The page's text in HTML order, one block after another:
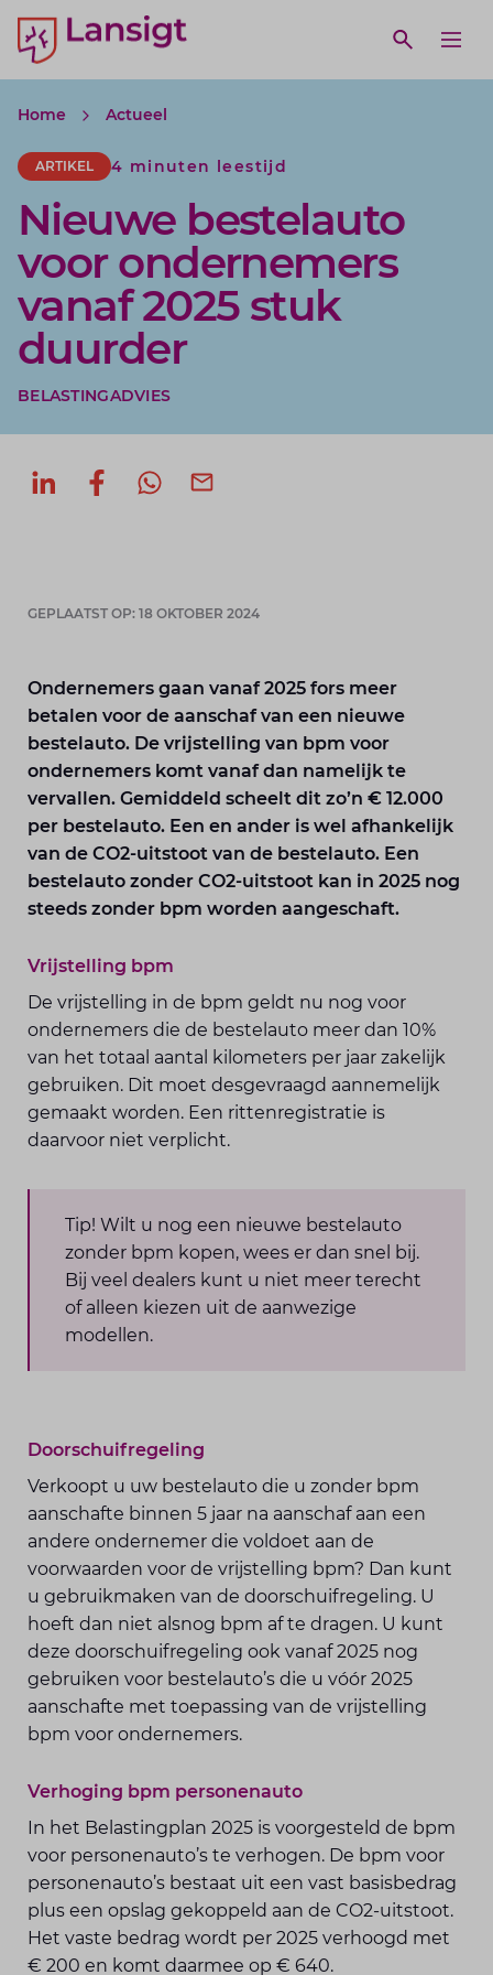
Lansigt Accountants logo
Open
search website
Home Actueel
ARTIKEL 4 minuten leestijd
Nieuwe bestelauto
voor ondernemers
vanaf 2025 stuk
duurder
BELASTINGADVIES
Deel op LinkedIn
Deel op Facebook
GEPLAATST OP: 18 OKTOBER 2024
Ondernemers gaan vanaf 2025 fors meer
betalen voor de aanschaf van een nieuwe
bestelauto. De vrijstelling van bpm voor
ondernemers komt vanaf dan namelijk te
vervallen. Gemiddeld scheelt dit zo’n € 12.000
per bestelauto. Een en ander is wel afhankelijk
van de CO2-uitstoot van de bestelauto. Een
bestelauto zonder CO2-uitstoot kan in 2025 nog
steeds zonder bpm worden aangeschaft.
Vrijstelling bpm
De vrijstelling in de bpm geldt nu nog voor
ondernemers die de bestelauto meer dan 10%
van het totaal aantal kilometers per jaar zakelijk
gebruiken. Dit moet desgevraagd aannemelijk
gemaakt worden. Een rittenregistratie is
daarvoor niet verplicht.
Tip! Wilt u nog een nieuwe bestelauto
zonder bpm kopen, wees er dan snel bij.
Bij veel dealers kunt u niet meer terecht
of alleen kiezen uit de aanwezige
modellen.
Doorschuifregeling
Verkoopt u uw bestelauto die u zonder bpm
aanschafte binnen 5 jaar na aanschaf aan een
andere ondernemer die voldoet aan de
voorwaarden voor de vrijstelling bpm? Dan kunt
u gebruikmaken van de doorschuifregeling. U
hoeft dan niet alsnog bpm af te dragen. U kunt
deze doorschuifregeling ook vanaf 2025 nog
gebruiken voor bestelauto’s die u vóór 2025
aanschafte met toepassing van de vrijstelling
bpm voor ondernemers.
Verhoging bpm personenauto
In het Belastingplan 2025 is voorgesteld de bpm
voor personenauto’s te verhogen. De bpm voor
personenauto’s bestaat uit een vast basisbedrag
plus een opslag gekoppeld aan de CO2-uitstoot.
Het vaste bedrag wordt per 2025 verhoogd met
€ 200 en komt daarmee op € 640.